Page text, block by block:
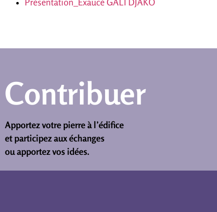
Contribuer
Apportez votre pierre à l’édifice
et participez aux échanges
ou apportez vos idées.